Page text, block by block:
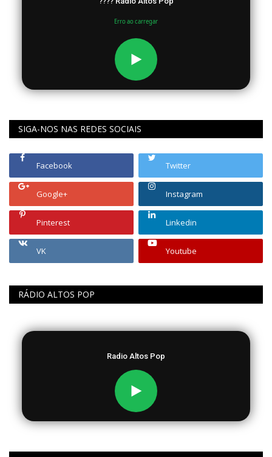
Erro ao carregar
SIGA-NOS NAS REDES SOCIAIS
Facebook Twitter
Google+ Instagram
Pinterest Linkedin
VK Youtube
RÁDIO ALTOS POP
Radio Altos Pop